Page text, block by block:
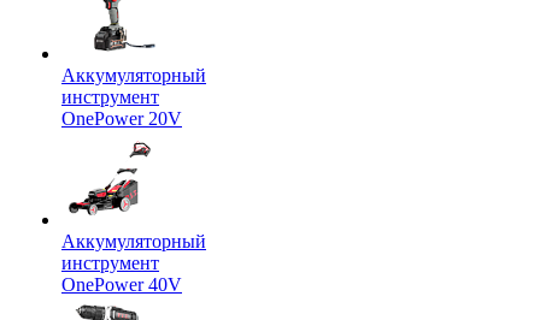
Аккумуляторный
инструмент
OnePower 20V
Аккумуляторный
инструмент
OnePower 40V